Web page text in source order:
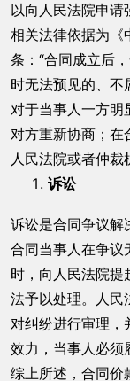
以向人民法院申请
相关法律依据为《
条：“合同成立后
时无法预见的、不
对于当事人一方明
对方重新协商；在
人民法院或者仲裁
诉讼
诉讼是合同争议解
合同当事人在争议
时，向人民法院提
法予以处理。人民
对纠纷进行审理，
效力，当事人必须
综上所述，合同价